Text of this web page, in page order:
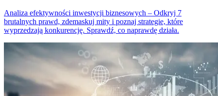
Analiza efektywności inwestycji biznesowych – Odkryj 7
brutalnych prawd, zdemaskuj mity i poznaj strategie, które
wyprzedzają konkurencję. Sprawdź, co naprawdę działa.